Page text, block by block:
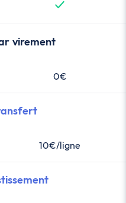
virement
0€
10€/ligne